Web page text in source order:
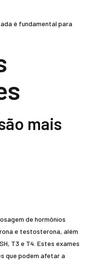
é fundamental para
mais
de hormônios
e testosterona, além
T3 e T4. Estes exames
que podem afetar a